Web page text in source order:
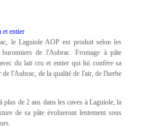
et entier
le Laguiole AOP est produit selon les
buronniers de l'Aubrac. Fromage à pâte
du lait cru et entier qui lui confère sa
l'Aubrac, de la qualité de l'air, de l'herbe
de 2 ans dans les caves à Laguiole, la
de sa pâte évolueront lentement sous